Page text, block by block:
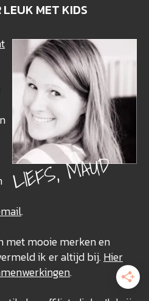
LEUK MET KIDS
LIEFS, MAUD
.
met mooie merken en
ik er altijd bij.Hier
.